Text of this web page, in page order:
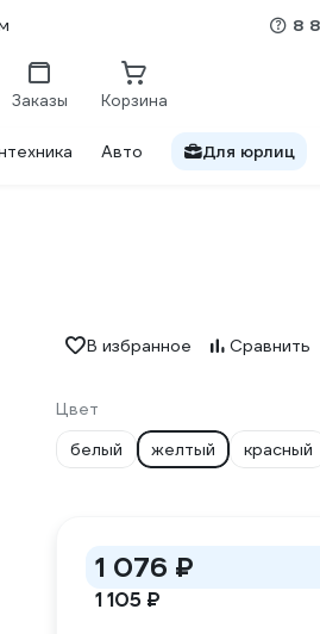
8
Заказы Корзина
Авто Для юрлиц
В избранное Сравнить
Цвет
белый
желтый красный
1 076 ₽
1 105 ₽